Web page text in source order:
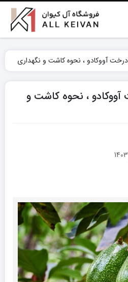
درخت آووکادو ، نحوه کاشت و نگهداری
، نحوه کاشت و